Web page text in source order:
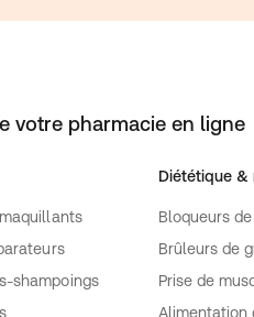
votre pharmacie en ligne
shampoings
Diététique &
Bloqueurs
Brûleurs de
Prise de
Alimentation